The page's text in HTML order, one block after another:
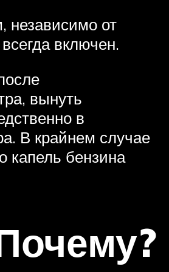
независимо от
включен.
вынуть
в
В крайнем случае
капель бензина